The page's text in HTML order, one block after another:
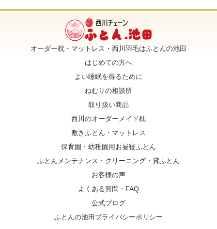
オーダー枕・マットレス・西川羽毛はふとんの池田
はじめての方へ
よい睡眠を得るために
ねむりの相談所
取り扱い商品
西川のオーダーメイド枕
敷きふとん・マットレス
保育園・幼稚園用お昼寝ふとん
ふとんメンテナンス・クリーニング・貸ふとん
お客様の声
よくある質問・FAQ
公式ブログ
ふとんの池田プライバシーポリシー